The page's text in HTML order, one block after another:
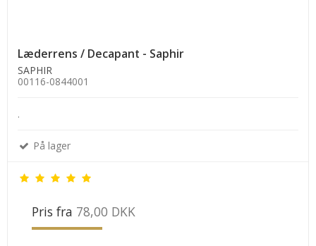
Læderrens / Decapant - Saphir
SAPHIR
00116-0844001
.
På lager
Pris fra 78,00 DKK